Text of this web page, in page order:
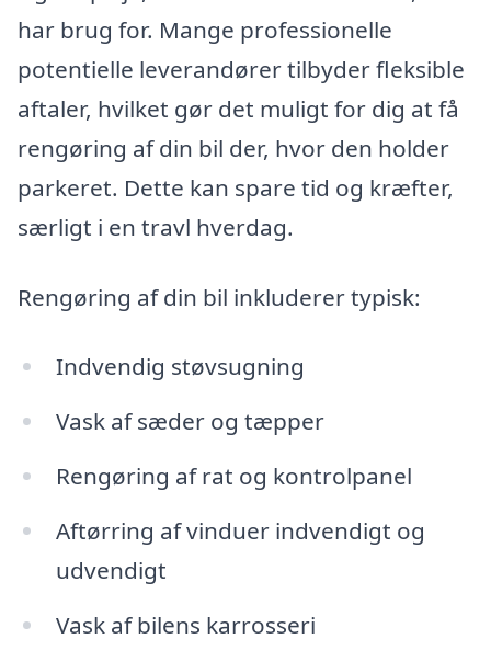
har brug for. Mange professionelle
potentielle leverandører tilbyder fleksible
aftaler, hvilket gør det muligt for dig at få
rengøring af din bil der, hvor den holder
parkeret. Dette kan spare tid og kræfter,
særligt i en travl hverdag.
Rengøring af din bil inkluderer typisk:
Indvendig støvsugning
Vask af sæder og tæpper
Rengøring af rat og kontrolpanel
Aftørring af vinduer indvendigt og
udvendigt
Vask af bilens karrosseri